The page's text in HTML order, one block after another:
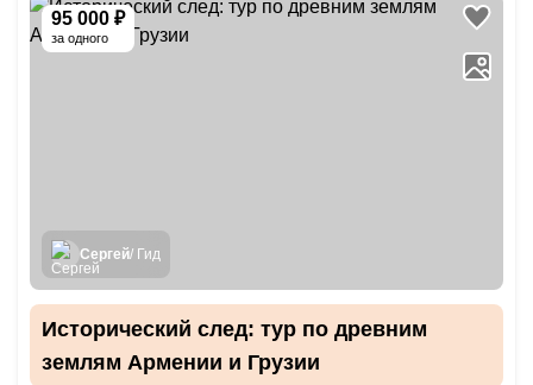
95 000 ₽
за одного
Сергей/ Гид
Исторический след: тур по древним
землям Армении и Грузии